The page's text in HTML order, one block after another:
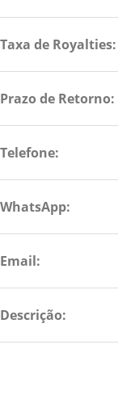
Taxa de Royalties:
Prazo de Retorno:
Telefone:
WhatsApp:
Email:
Descrição: